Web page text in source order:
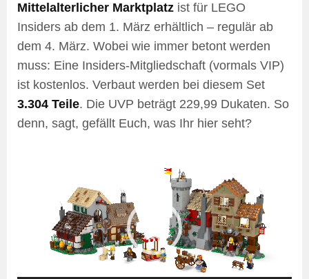
Mittelalterlicher Marktplatz ist für LEGO
Insiders ab dem 1. März erhältlich – regulär ab
dem 4. März. Wobei wie immer betont werden
muss: Eine Insiders-Mitgliedschaft (vormals VIP)
ist kostenlos. Verbaut werden bei diesem Set
3.304 Teile. Die UVP beträgt 229,99 Dukaten. So
denn, sagt, gefällt Euch, was Ihr hier seht?